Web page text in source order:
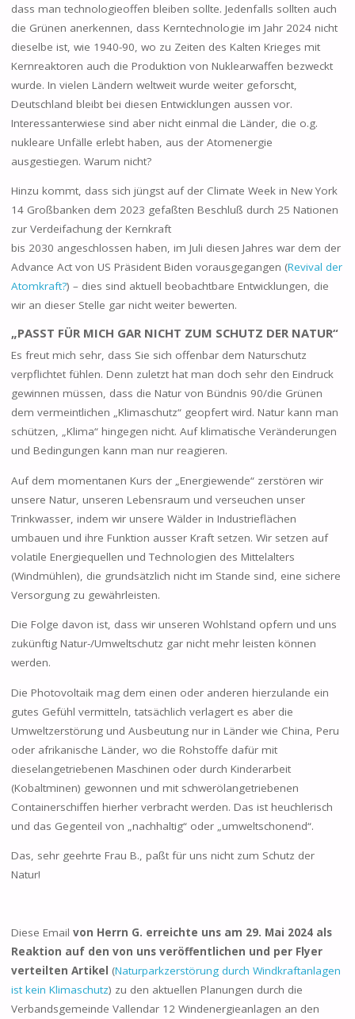
dass man technologieoffen bleiben sollte. Jedenfalls sollten auch
die Grünen anerkennen, dass Kerntechnologie im Jahr 2024 nicht
dieselbe ist, wie 1940-90, wo zu Zeiten des Kalten Krieges mit
Kernreaktoren auch die Produktion von Nuklearwaffen bezweckt
wurde. In vielen Ländern weltweit wurde weiter geforscht,
Deutschland bleibt bei diesen Entwicklungen aussen vor.
Interessanterwiese sind aber nicht einmal die Länder, die o.g.
nukleare Unfälle erlebt haben, aus der Atomenergie
ausgestiegen. Warum nicht?
Hinzu kommt, dass sich jüngst auf der Climate Week in New York
14 Großbanken dem 2023 gefaßten Beschluß durch 25 Nationen
zur Verdeifachung der Kernkraft
bis 2030 angeschlossen haben, im Juli diesen Jahres war dem der
Advance Act von US Präsident Biden vorausgegangen (Revival der
Atomkraft?) – dies sind aktuell beobachtbare Entwicklungen, die
wir an dieser Stelle gar nicht weiter bewerten.
„PASST FÜR MICH GAR NICHT ZUM SCHUTZ DER NATUR“
Es freut mich sehr, dass Sie sich offenbar dem Naturschutz
verpflichtet fühlen. Denn zuletzt hat man doch sehr den Eindruck
gewinnen müssen, dass die Natur von Bündnis 90/die Grünen
dem vermeintlichen „Klimaschutz“ geopfert wird. Natur kann man
schützen, „Klima“ hingegen nicht. Auf klimatische Veränderungen
und Bedingungen kann man nur reagieren.
Auf dem momentanen Kurs der „Energiewende“ zerstören wir
unsere Natur, unseren Lebensraum und verseuchen unser
Trinkwasser, indem wir unsere Wälder in Industrieflächen
umbauen und ihre Funktion ausser Kraft setzen. Wir setzen auf
volatile Energiequellen und Technologien des Mittelalters
(Windmühlen), die grundsätzlich nicht im Stande sind, eine sichere
Versorgung zu gewährleisten.
Die Folge davon ist, dass wir unseren Wohlstand opfern und uns
zukünftig Natur-/Umweltschutz gar nicht mehr leisten können
werden.
Die Photovoltaik mag dem einen oder anderen hierzulande ein
gutes Gefühl vermitteln, tatsächlich verlagert es aber die
Umweltzerstörung und Ausbeutung nur in Länder wie China, Peru
oder afrikanische Länder, wo die Rohstoffe dafür mit
dieselangetriebenen Maschinen oder durch Kinderarbeit
(Kobaltminen) gewonnen und mit schwerölangetriebenen
Containerschiffen hierher verbracht werden. Das ist heuchlerisch
und das Gegenteil von „nachhaltig“ oder „umweltschonend“.
Das, sehr geehrte Frau B., paßt für uns nicht zum Schutz der
Natur!
Diese Email von Herrn G. erreichte uns am 29. Mai 2024 als
Reaktion auf den von uns veröffentlichen und per Flyer
verteilten Artikel (Naturparkzerstörung durch Windkraftanlagen
ist kein Klimaschutz) zu den aktuellen Planungen durch die
Verbandsgemeinde Vallendar 12 Windenergieanlagen an den